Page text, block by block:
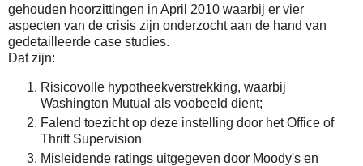
gehouden hoorzittingen in April 2010 waarbij er vier
aspecten van de crisis zijn onderzocht aan de hand van
gedetailleerde case studies.
Dat zijn:
Risicovolle hypotheekverstrekking, waarbij
Washington Mutual als voobeeld dient;
Falend toezicht op deze instelling door het Office of
Thrift Supervision
Misleidende ratings uitgegeven door Moody's en